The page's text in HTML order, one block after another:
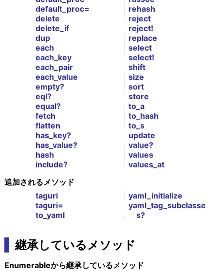
default_proc=
delete
delete_if
dup
each
each_key
each_pair
each_value
empty?
eql?
equal?
fetch
flatten
has_key?
has_value?
hash
include?
rehash
reject
reject!
replace
select
select!
shift
size
sort
store
to_a
to_hash
to_s
update
value?
values
values_at
追加されるメソッド
taguri
taguri=
to_yaml
yaml_initialize
yaml_tag_subclasse
s?
継承しているメソッド
Enumerableから継承しているメソッド